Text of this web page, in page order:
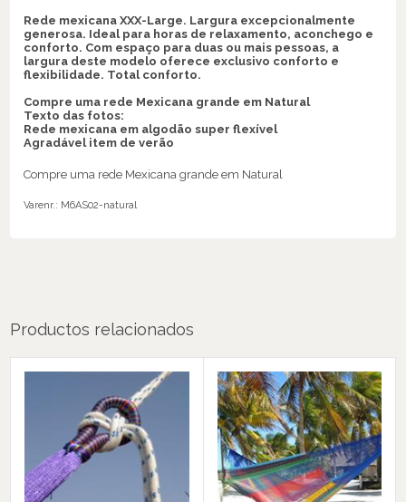
Rede mexicana XXX-Large. Largura excepcionalmente
generosa. Ideal para horas de relaxamento, aconchego e
conforto. Com espaço para duas ou mais pessoas, a
largura deste modelo oferece exclusivo conforto e
flexibilidade. Total conforto.
Compre uma rede Mexicana grande em Natural
Texto das fotos:
Rede mexicana em algodão super flexível
Agradável item de verão
Compre uma rede Mexicana grande em Natural
Varenr.: M6AS02-natural
Productos relacionados